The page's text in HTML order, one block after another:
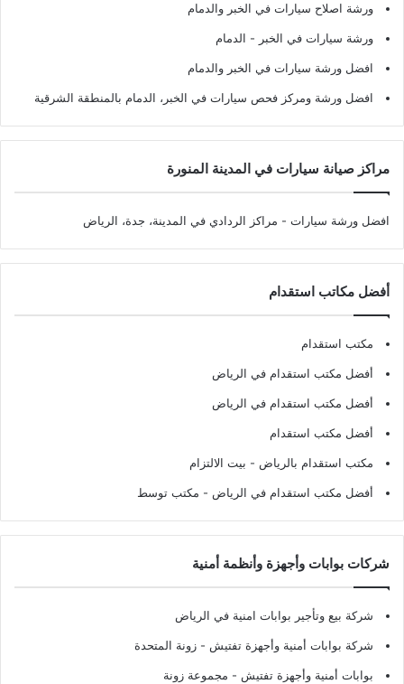
ورشة اصلاح سيارات في الخبر والدمام
ورشة سيارات في الخبر - الدمام
افضل ورشة سيارات في الخبر والدمام
افضل ورشة ومركز فحص سيارات في الخبر، الدمام بالمنطقة الشرقية
مراكز صيانة سيارات في المدينة المنورة
افضل ورشة سيارات - مراكز الردادي في المدينة، جدة، الرياض
أفضل مكاتب استقدام
مكتب استقدام
أفضل مكتب استقدام في الرياض
أفضل مكتب استقدام في الرياض
أفضل مكتب استقدام
مكتب استقدام بالرياض - بيت الالتزام
أفضل مكتب استقدام في الرياض - مكتب توسط
شركات بوابات وأجهزة وأنظمة أمنية
شركة بيع وتأجير بوابات امنية في الرياض
شركة بوابات أمنية وأجهزة تفتيش - زونة المتحدة
بوابات أمنية وأجهزة تفتيش - مجموعة زونة